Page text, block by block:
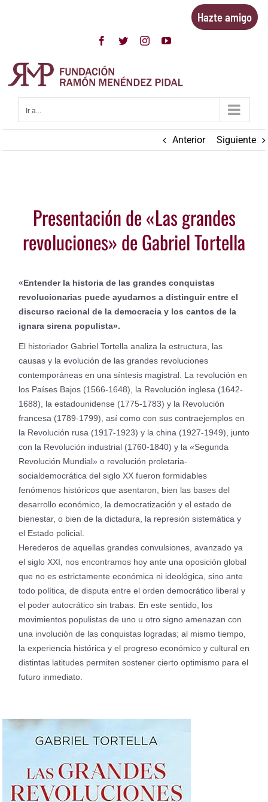
Hazte amigo
Facebook
TwitterInstagramYouTube
Ir a...
Anterior Siguiente
grande
Presentación de «Las grandes
revoluciones» de Gabriel Tortella
«Entender la historia de las grandes conquistas
revolucionarias puede ayudarnos a distinguir entre el
discurso racional de la democracia y los cantos de la
ignara sirena populista».
El historiador Gabriel Tortella analiza la estructura, las
causas y la evolución de las grandes revoluciones
contemporáneas en una síntesis magistral. La revolución en
los Países Bajos (1566-1648), la Revolución inglesa (1642-
1688), la estadounidense (1775-1783) y la Revolución
francesa (1789-1799), así como con sus contraejemplos en
la Revolución rusa (1917-1923) y la china (1927-1949), junto
con la Revolución industrial (1760-1840) y la «Segunda
Revolución Mundial» o revolución proletaria-
socialdemocrática del siglo XX fueron formidables
fenómenos históricos que asentaron, bien las bases del
desarrollo económico, la democratización y el estado de
bienestar, o bien de la dictadura, la represión sistemática y
el Estado policial.
Herederos de aquellas grandes convulsiones, avanzado ya
el siglo XXI, nos encontramos hoy ante una oposición global
que no es estrictamente económica ni ideológica, sino ante
todo política, de disputa entre el orden democrático liberal y
el poder autocrático sin trabas. En este sentido, los
movimientos populistas de uno u otro signo amenazan con
una involución de las conquistas logradas; al mismo tiempo,
la experiencia histórica y el progreso económico y cultural en
distintas latitudes permiten sostener cierto optimismo para el
futuro inmediato.